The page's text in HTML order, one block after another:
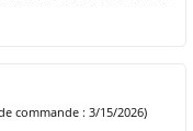
commande : 3/15/2026)